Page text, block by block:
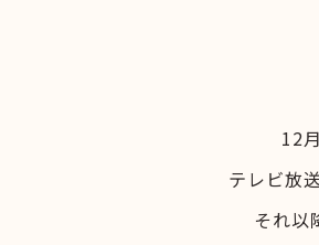
12
テレビ放
それ以